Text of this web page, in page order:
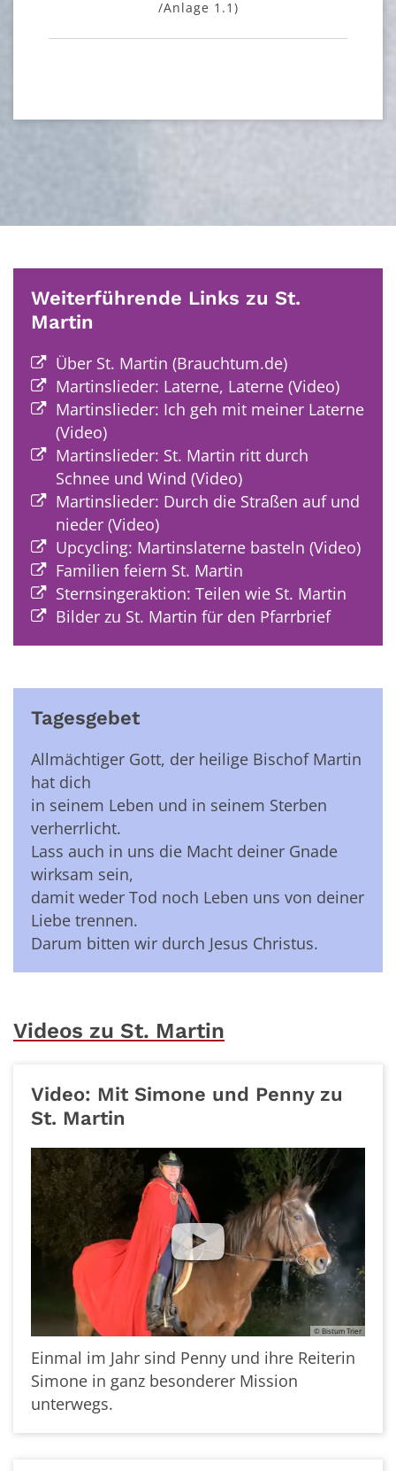
/Anlage 1.1)
Weiterführende Links zu St.
Martin
Über St. Martin (Brauchtum.de)
Martinslieder: Laterne, Laterne (Video)
Martinslieder: Ich geh mit meiner Laterne
(Video)
Martinslieder: St. Martin ritt durch
Schnee und Wind (Video)
Martinslieder: Durch die Straßen auf und
nieder (Video)
Upcycling: Martinslaterne basteln (Video)
Familien feiern St. Martin
Sternsingeraktion: Teilen wie St. Martin
Bilder zu St. Martin für den Pfarrbrief
Tagesgebet
Allmächtiger Gott, der heilige Bischof Martin
hat dich
in seinem Leben und in seinem Sterben
verherrlicht.
Lass auch in uns die Macht deiner Gnade
wirksam sein,
damit weder Tod noch Leben uns von deiner
Liebe trennen.
Darum bitten wir durch Jesus Christus.
Videos zu St. Martin
Video: Mit Simone und Penny zu
St. Martin
© Bistum Trier
Einmal im Jahr sind Penny und ihre Reiterin
Simone in ganz besonderer Mission
unterwegs.